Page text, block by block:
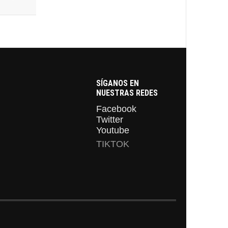
SÍGANOS EN
NUESTRAS REDES
Facebook
Twitter
Youtube
TIKTOK